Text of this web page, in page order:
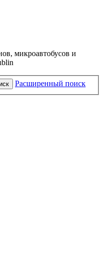
микроавтобусов и
Расширенный поиск